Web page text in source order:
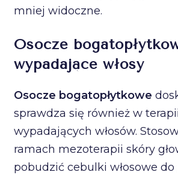
mniej widoczne.
Osocze
wypadające włosy
Osocze bogatopłytkowe
sprawdza się również w terapii
wypadających włosów.
ramach mezoterapii skóry
pobudzić cebulki włosowe do